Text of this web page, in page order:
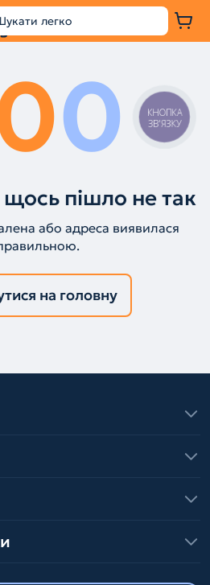
0
пішло не так
або адреса виявилася
на головну
КНОПКА
ЗВ'ЯЗКУ